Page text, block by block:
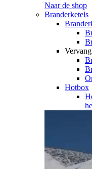
Naar de shop
Branderketels
Hotbox